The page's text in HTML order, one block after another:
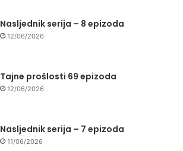
Nasljednik serija – 8 epizoda
12/06/2026
Tajne prošlosti 69 epizoda
12/06/2026
Nasljednik serija – 7 epizoda
11/06/2026